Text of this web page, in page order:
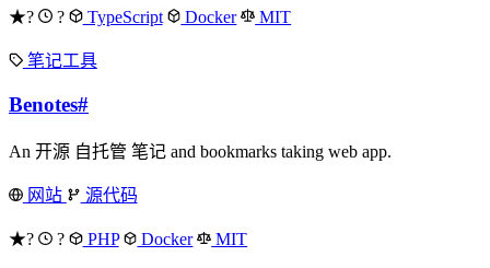
★? ? TypeScript Docker MIT
笔记工具
Benotes#
An 开源 自托管 笔记 and bookmarks taking web app.
网站 源代码
★? ? PHP Docker MIT